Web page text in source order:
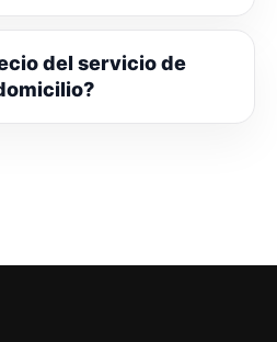
del servicio de